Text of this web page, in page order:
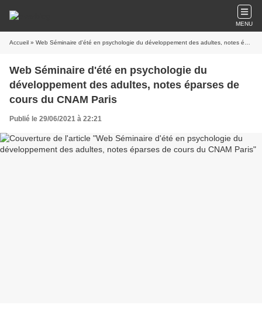
MENU
Accueil » Web Séminaire d'été en psychologie du développement des adultes, notes éparses de cours du CNAM Paris
Web Séminaire d'été en psychologie du
développement des adultes, notes éparses de
cours du CNAM Paris
Publié le 29/06/2021 à 22:21